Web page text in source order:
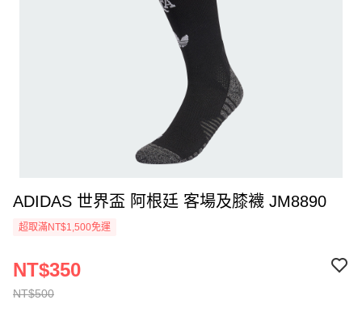
ADIDAS 世界盃 阿根廷 客場及膝襪 JM8890
超取滿NT$1,500免運
NT$500
NT$350